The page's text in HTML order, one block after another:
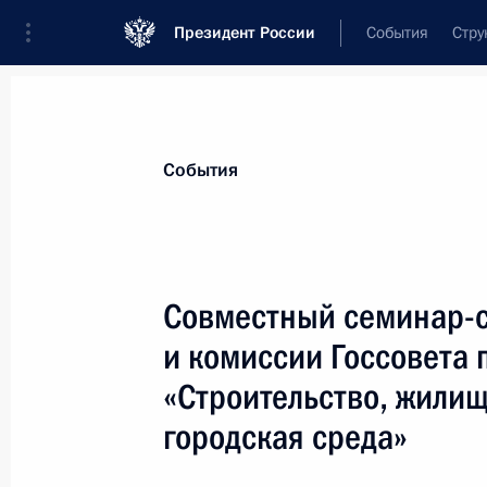
Президент России События
Федерации
Лента событий
События
Совместный семинар-
и комиссии
«Строительство,
городская среда»